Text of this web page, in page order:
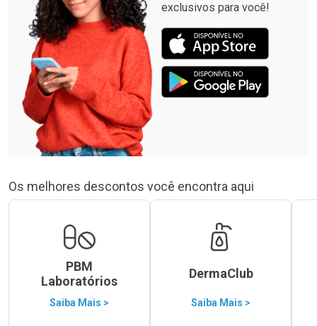
exclusivos para você!
Os melhores descontos você encontra aqui
PBM
Laboratórios
Saiba Mais >
DermaClub
Saiba Mais >